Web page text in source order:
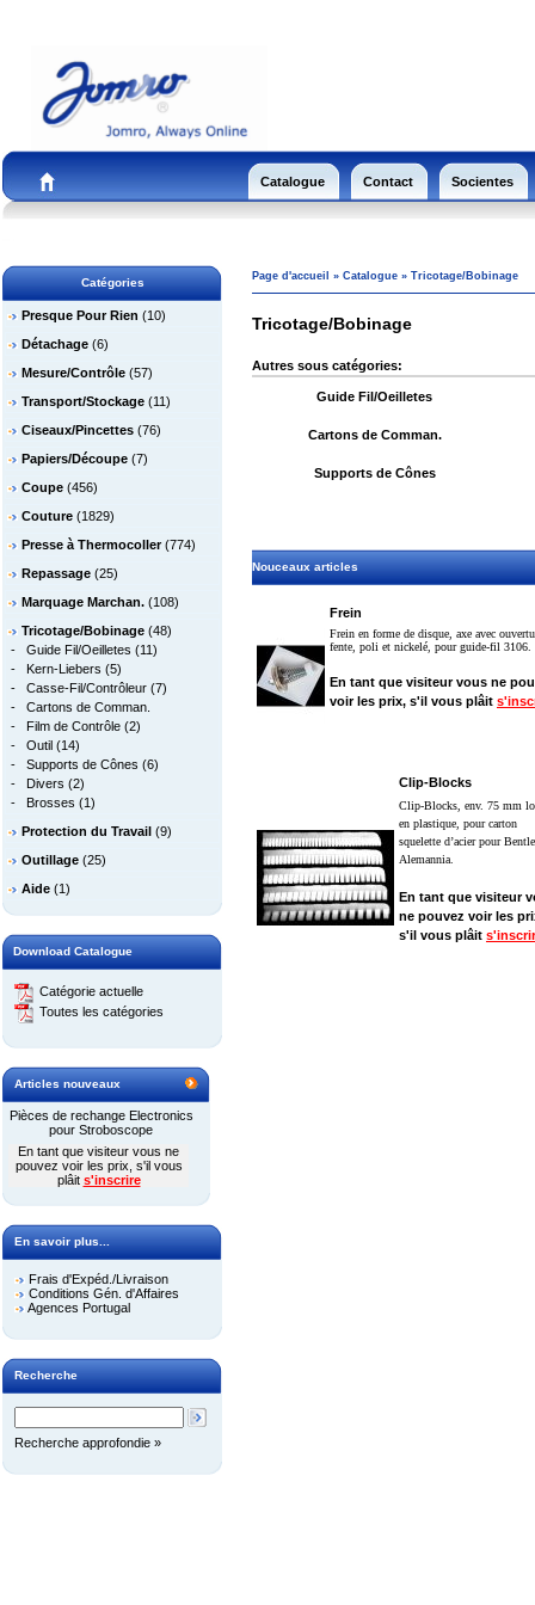
Catalogue Contact Socientes
Catégories
Presque Pour Rien (10)
Détachage (6)
Mesure/Contrôle (57)
Transport/Stockage (11)
Ciseaux/Pincettes (76)
Papiers/Découpe (7)
Coupe (456)
Couture (1829)
Presse à Thermocoller(774)
Repassage (25)
Marquage Marchan. (108)
Tricotage/Bobinage (48)
- Guide Fil/Oeilletes (11)
- Kern-Liebers (5)
- Casse-Fil/Contrôleur (7)
- Cartons de Comman.
- Film de Contrôle (2)
- Outil (14)
- Supports de Cônes (6)
- Divers (2)
- Brosses (1)
Protection du Travail (9)
Outillage (25)
Aide (1)
Download Catalogue
Catégorie actuelle
Toutes les catégories
Articles nouveaux
Pièces de rechange Electronics
pour Stroboscope
En tant que visiteur vous ne
pouvez voir les prix, s'il vous
plâit s'inscrire
En savoir plus...
Frais d'Expéd./Livraison
Conditions Gén. d'Affaires
Agences Portugal
Recherche
Recherche approfondie »
Page d'accueil » Catalogue » Tricotage/Bobinage
Tricotage/Bobinage
Autres sous catégories:
Guide Fil/Oeilletes
Cartons de Comman.
Supports de Cônes
Nouceaux articles
Frein
Frein en forme de disque, axe avec
fente, poli et nickelé, pour guide-fil 3106.
En tant que visiteur vous ne
voir les prix, s'il vous plâit
Clip-Blocks
Clip-Blocks, env. 75 mm
en plastique, pour carton
squelette d’acier pour
Alemannia.
En tant que visiteur
ne pouvez voir les
s'il vous plâit